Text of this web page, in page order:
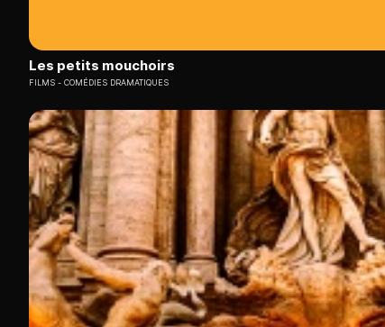
Les petits mouchoirs
FILMS COMÉDIES DRAMATIQUES